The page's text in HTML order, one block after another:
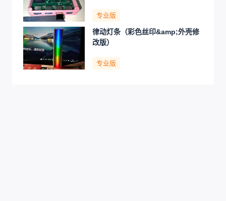
专业版
律动灯条（彩色丝印&amp;外壳修
改版）
专业版